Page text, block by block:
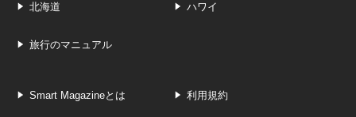
北海道 ハワイ
旅行のマニュアル
Smart Magazineとは 利用規約